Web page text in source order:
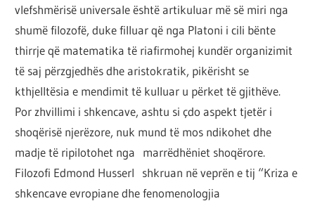
vlefshmërisë universale është artikuluar më së miri nga
shumë filozofë, duke filluar që nga Platoni i cili bënte
thirrje që matematika të riafirmohej kundër organizimit
të saj përzgjedhës dhe aristokratik, pikërisht se
kthjelltësia e mendimit të kulluar u përket të gjithëve.
Por zhvillimi i shkencave, ashtu si çdo aspekt tjetër i
shoqërisë njerëzore, nuk mund të mos ndikohet dhe
madje të ripilotohet nga marrëdhëniet shoqërore.
Filozofi Edmond Husserl shkruan në veprën e tij “Kriza e
shkencave evropiane dhe fenomenologjia